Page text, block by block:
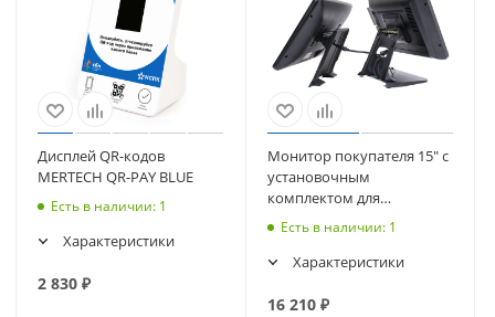
Дисплей QR-кодов
MERTECH QR-PAY BLUE
Есть в наличии: 1
Характеристики
2 830 ₽
Монитор покупателя 15" с
установочным
комплектом для
сенсорного моноблока
Есть в наличии: 1
Характеристики
16 210₽